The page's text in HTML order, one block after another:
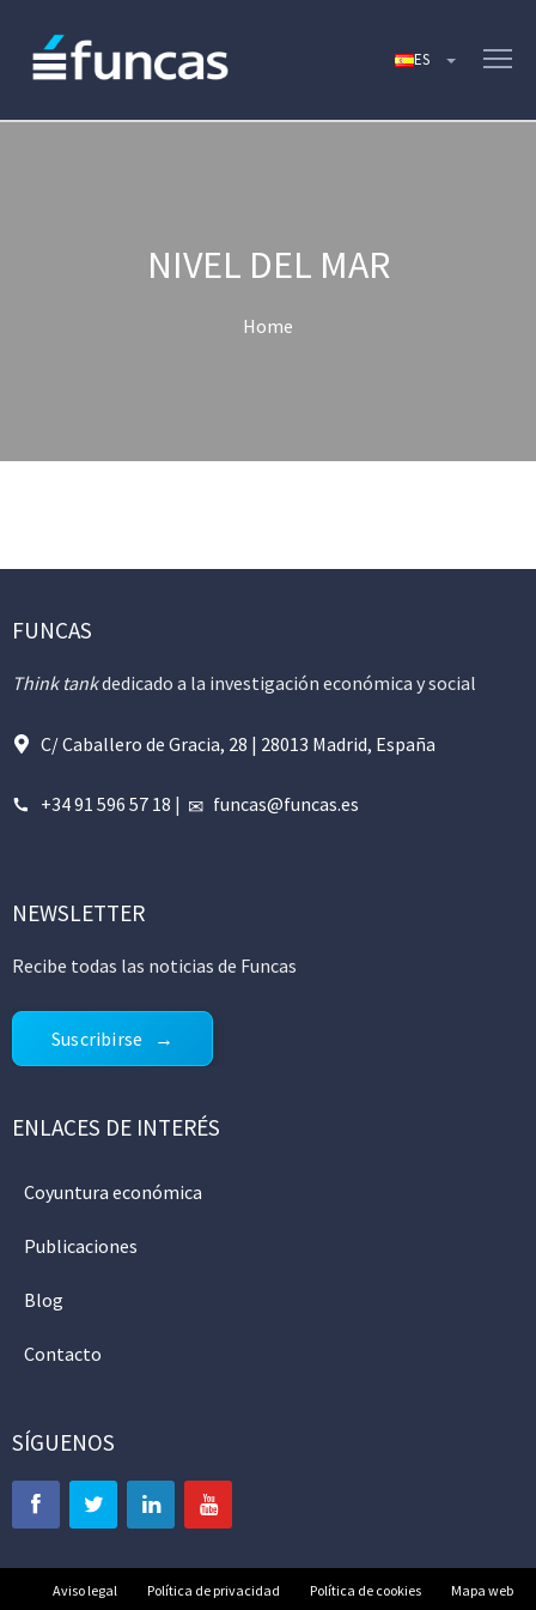
NIVEL DEL MAR
Home
FUNCAS
Think tankdedicado a la investigación económica y social
C/ Caballero de Gracia, 28 | 28013 Madrid, España
+34 91 596 57 18 | funcas@funcas.es
NEWSLETTER
Recibe todas las noticias de Funcas
Suscribirse
ENLACES DE INTERÉS
Coyuntura económica
Publicaciones
Blog
Contacto
SÍGUENOS
Aviso legal Política de privacidad Política de cookies Mapa web